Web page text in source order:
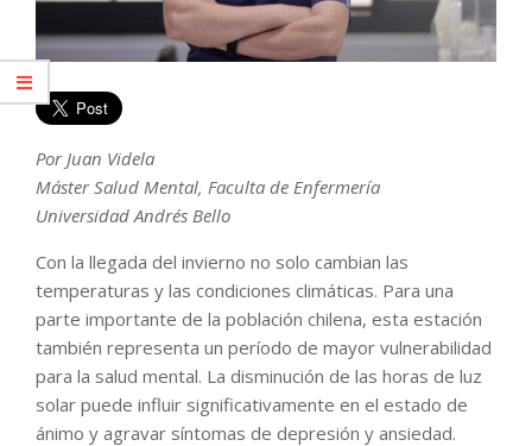
Por Juan Videla
Máster Salud Mental, Faculta de Enfermería
Universidad Andrés Bello
Con la llegada del invierno no solo cambian las
temperaturas y las condiciones climáticas. Para una
parte importante de la población chilena, esta estación
también representa un período de mayor vulnerabilidad
para la salud mental. La disminución de las horas de luz
solar puede influir significativamente en el estado de
ánimo y agravar síntomas de depresión y ansiedad.